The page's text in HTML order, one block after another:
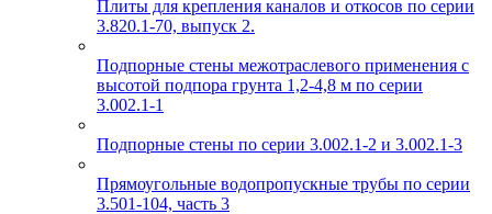
Плиты для крепления каналов и откосов по серии
3.820.1-70, выпуск 2.
Подпорные стены межотраслевого применения с
высотой подпора грунта 1,2-4,8 м по серии
3.002.1-1
Подпорные стены по серии 3.002.1-2 и 3.002.1-3
Прямоугольные водопропускные трубы по серии
3.501-104, часть 3